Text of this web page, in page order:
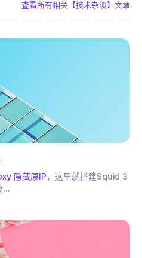
查看所有相关【技术杂谈】文章
隐藏原IP，这里就搭建Squid 3
...